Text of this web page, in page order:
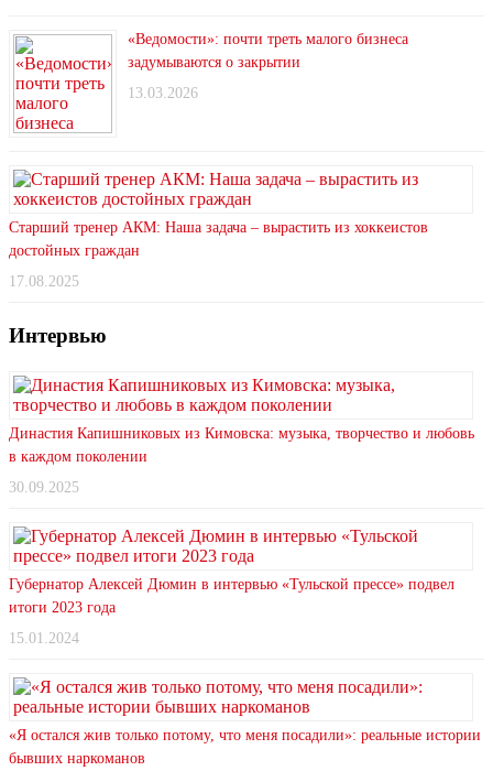
«Ведомости»: почти треть малого бизнеса
задумываются о закрытии
13.03.2026
Старший тренер АКМ: Наша задача – вырастить из хоккеистов
достойных граждан
17.08.2025
Интервью
Династия Капишниковых из Кимовска: музыка, творчество и любовь
в каждом поколении
30.09.2025
Губернатор Алексей Дюмин в интервью «Тульской прессе» подвел
итоги 2023 года
15.01.2024
«Я остался жив только потому, что меня посадили»: реальные истории
бывших наркоманов